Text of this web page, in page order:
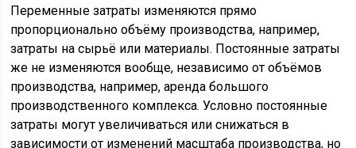
Переменные затраты изменяются прямо
пропорционально объёму производства, например,
затраты на сырьё или материалы. Постоянные затраты
же не изменяются вообще, независимо от объёмов
производства, например, аренда большого
производственного комплекса. Условно постоянные
затраты могут увеличиваться или снижаться в
зависимости от изменений масштаба производства, но